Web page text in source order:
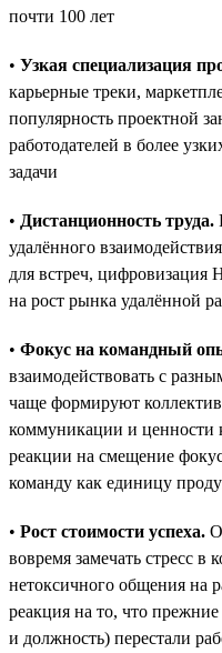
почти 100 лет
• Узкая специализация
карьерные треки,
популярность проектной
работодателей в более
задачи
• Дистанционность труда.
удалённого
для встреч, цифровизация
на рост рынка удалённой
• Фокус на командный
взаимодействовать с
чаще формируют
коммуникации и
реакции на смещение
команду как единицу
• Рост стоимости успеха.
вовремя замечать стресс в
нетоксичного общения на
реакция на то, что
и должность) перестали